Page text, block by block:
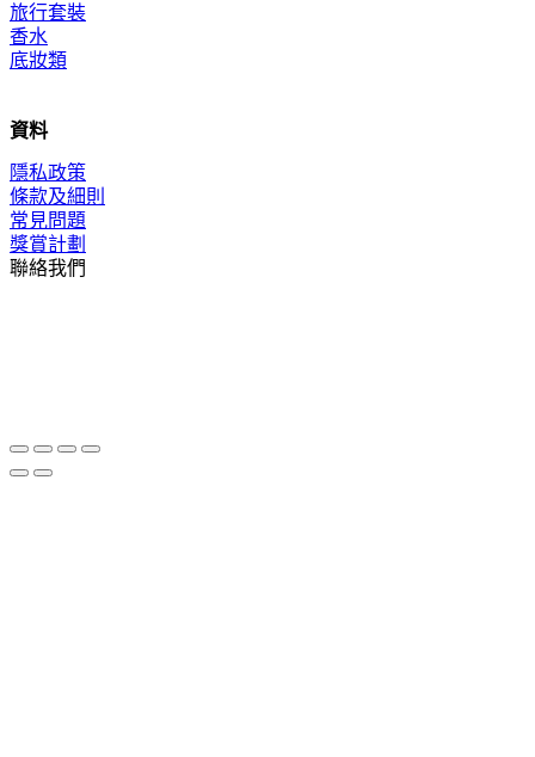
旅行套裝
香水
底妝類
資料
隱私政策
條款及細則
常見問題
獎賞計劃
聯絡我們